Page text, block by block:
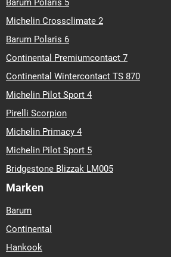
Barum Polaris 5
Michelin Crossclimate 2
Barum Polaris 6
Continental Premiumcontact 7
Continental Wintercontact TS 870
Michelin Pilot Sport 4
Pirelli Scorpion
Michelin Primacy 4
Michelin Pilot Sport 5
Bridgestone Blizzak LM005
Marken
Barum
Continental
Hankook